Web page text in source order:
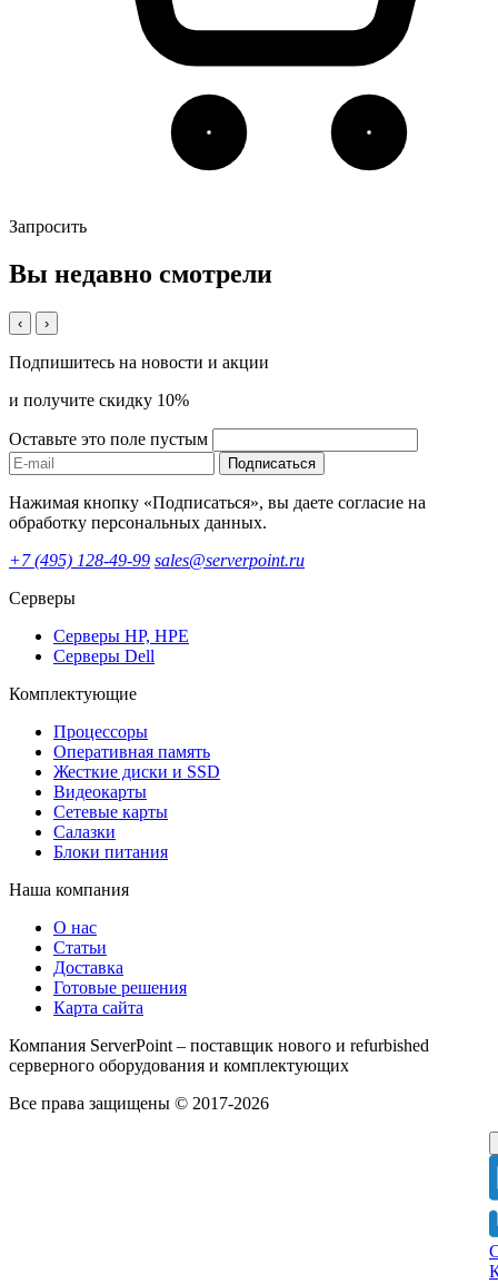
Запросить
Вы недавно смотрели
‹ ›
Подпишитесь на новости и акции
и получите скидку 10%
Оставьте это поле пустым
Подписаться
Нажимая кнопку «Подписаться», вы даете согласие на
обработку персональных данных.
+7 (495) 128-49-99 sales@serverpoint.ru
Серверы
Серверы HP, HPE
Серверы Dell
Комплектующие
Процессоры
Оперативная память
Жесткие диски и SSD
Видеокарты
Сетевые карты
Салазки
Блоки питания
Наша компания
О нас
Статьи
Доставка
Готовые решения
Карта сайта
Компания ServerPoint – поставщик нового и refurbished
серверного оборудования и комплектующих
Все права защищены © 2017-2026